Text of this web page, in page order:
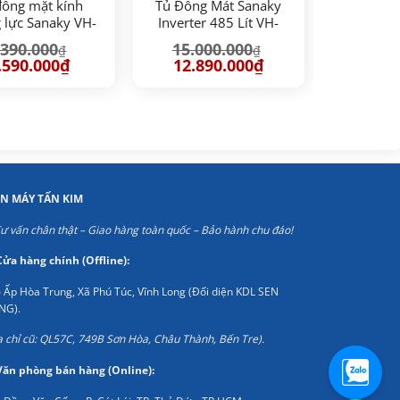
mặt kính
Sanaky VH-
₫
₫Giá
Tủ Đông Mát Sanaky
Inverter 485 Lít VH-
15.000.000₫
Giá
gốc
12.890.000₫Giá
MÁY TẤN KIM
vấn chân thật – Giao hàng toàn quốc – Bảo hành chu đáo!
hàng chính (Offline):
Ấp Hòa Trung, Xã Phú Túc, Vĩnh Long (Đối diện KDL SEN
chỉ cũ: QL57C, 749B Sơn Hòa, Châu Thành, Bến Tre).
phòng bán hàng (Online):